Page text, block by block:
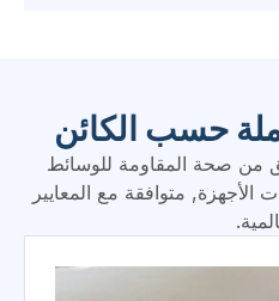
من صحة المقاومة للوسائط
الأجهزة, متوافقة مع المعايير